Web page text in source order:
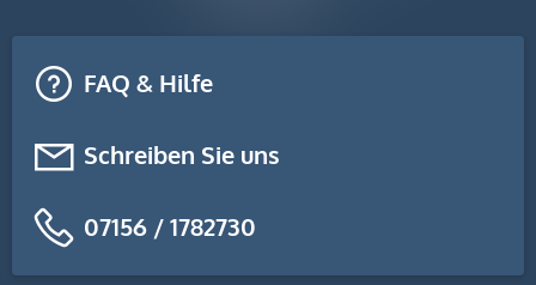
FAQ & Hilfe
Schreiben Sie uns
07156 / 1782730